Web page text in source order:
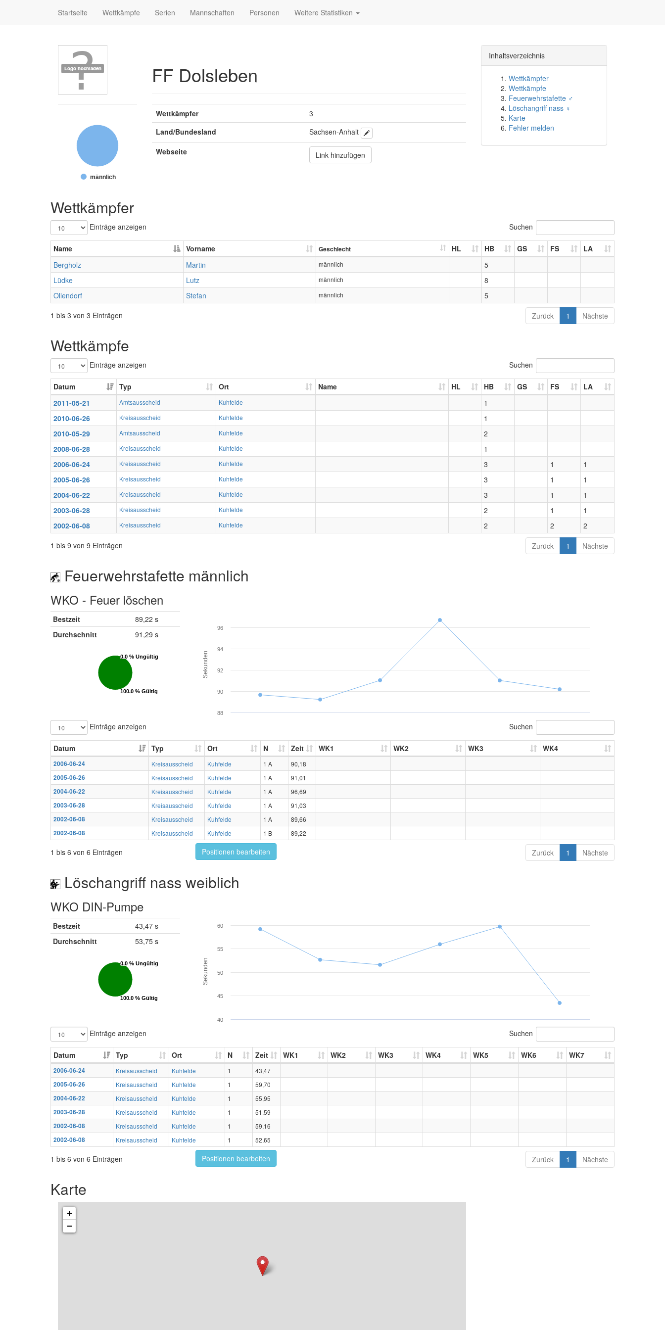
Startseite Wettkämpfe Serien Mannschaften Personen Weitere Statistiken
männlich
FF Dolsleben
Wettkämpfer
3
Land/Bundesland
Sachsen-Anhalt
Webseite
Link hinzufügen
Inhaltsverzeichnis
Wettkämpfer
Wettkämpfe
Feuerwehrstafette ♂
Löschangriff nass ♀
Karte
Fehler melden
Wettkämpfer
Einträge anzeigen Suchen
Name Vorname Geschlecht HL HB GS FS
LA
Bergholz
Martin männlich
5
Lüdke
Lutz männlich
8
Ollendorf
Stefan männlich
5
1 bis 3 von 3 Einträgen
Zurück 1 Nächste
Wettkämpfe
Einträge anzeigen Suchen
Datum Typ Ort Name HL HB GS FS
LA
2011-05-21
Amtsausscheid Kuhfelde
1
2010-06-26
Kreisausscheid Kuhfelde
1
2010-05-29
Amtsausscheid Kuhfelde
2
2008-06-28
Kreisausscheid Kuhfelde
1
2006-06-24
Kreisausscheid Kuhfelde 3 1
1
2005-06-26
Kreisausscheid Kuhfelde 3 1
1
2004-06-22
Kreisausscheid Kuhfelde 3 1
1
2003-06-28
Kreisausscheid Kuhfelde 2 1
1
2002-06-08
Kreisausscheid Kuhfelde 2 2
2
1 bis 9 von 9 Einträgen
Zurück 1 Nächste
Feuerwehrstafette männlich
WKO - Feuer löschen
Bestzeit
89,22 s
Durchschnitt
91,29 s
0.0 % Ungültig
0.0 % Ungültig
100.0 % Gültig
100.0 % Gültig
Sekunden
88
90
92
94
96
Einträge anzeigen Suchen
Datum Typ Ort N Zeit WK1 WK2 WK3 WK4
2006-06-24 Kreisausscheid Kuhfelde 1 A
90,18
2005-06-26
Kreisausscheid Kuhfelde 1 A
91,01
2004-06-22
Kreisausscheid Kuhfelde 1 A
96,69
2003-06-28
Kreisausscheid Kuhfelde 1 A
91,03
2002-06-08
Kreisausscheid Kuhfelde 1 A
89,66
2002-06-08
Kreisausscheid Kuhfelde 1 B 89,22
1 bis 6 von 6 Einträgen Positionen bearbeiten Zurück 1 Nächste
Löschangriff nass weiblich
WKO DIN-Pumpe
Bestzeit
43,47 s
Durchschnitt
53,75 s
0.0 % Ungültig
0.0 % Ungültig
100.0 % Gültig
100.0 % Gültig
Sekunden
40
45
50
55
60
Einträge anzeigen Suchen
Datum Typ Ort N Zeit WK1 WK2 WK3 WK4 WK5 WK6 WK7
2006-06-24 Kreisausscheid Kuhfelde 1
43,47
2005-06-26
Kreisausscheid Kuhfelde 1
59,70
2004-06-22
Kreisausscheid Kuhfelde 1
55,95
2003-06-28
Kreisausscheid Kuhfelde 1
51,59
2002-06-08
Kreisausscheid Kuhfelde 1
59,16
2002-06-08
Kreisausscheid Kuhfelde 1 52,65
1 bis 6 von 6 Einträgen Positionen bearbeiten Zurück 1 Nächste
Karte
+
−